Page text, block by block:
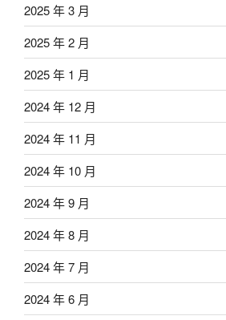
2025 年 3 月
2025 年 2 月
2025 年 1 月
2024 年 12 月
2024 年 11 月
2024 年 10 月
2024 年 9 月
2024 年 8 月
2024 年 7 月
2024 年 6 月